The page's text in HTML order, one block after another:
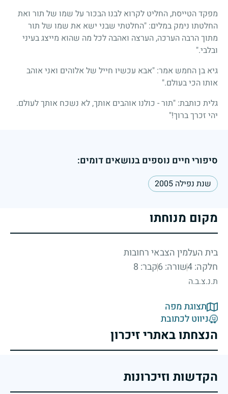
מפקד הטייסת, החליט לקרוא לבנו הבכור על שמו של תור ואת
החלטתו נימק במלים: "החלטתי שבני ישא את שמו של תור
מתוך הרבה הערכה, הערצה ואהבה לכל מה שהוא מייצג בעיני
ובלבי."
גיא בן החמש אמר: "אבא עכשיו חייל של אלוהים ואני אוהב
אותו הכי בעולם."
גלית כותבת: "תור - כולנו אוהבים אותך, לא נשכח אותך לעולם.
יהי זכרך ברוך!"
סיפורי חיים נוספים בנושאים דומים:
שנת נפילה 2005
מקום מנוחתו
בית העלמין הצבאי רחובות
חלקה: 4
שורה: 6 קבר: 8
ת.נ.צ.ב.ה
תצוגת מפה
ניווט לכתובת
הנצחתו באתרי זיכרון
הקדשות וזיכרונות